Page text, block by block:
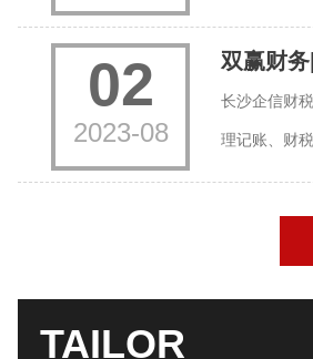
02
2023-08
双赢财
长沙企信财
理记账、财
TAILOR